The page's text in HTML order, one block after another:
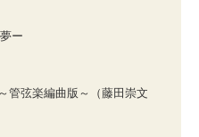
ー
管弦楽編曲版～（藤田崇文